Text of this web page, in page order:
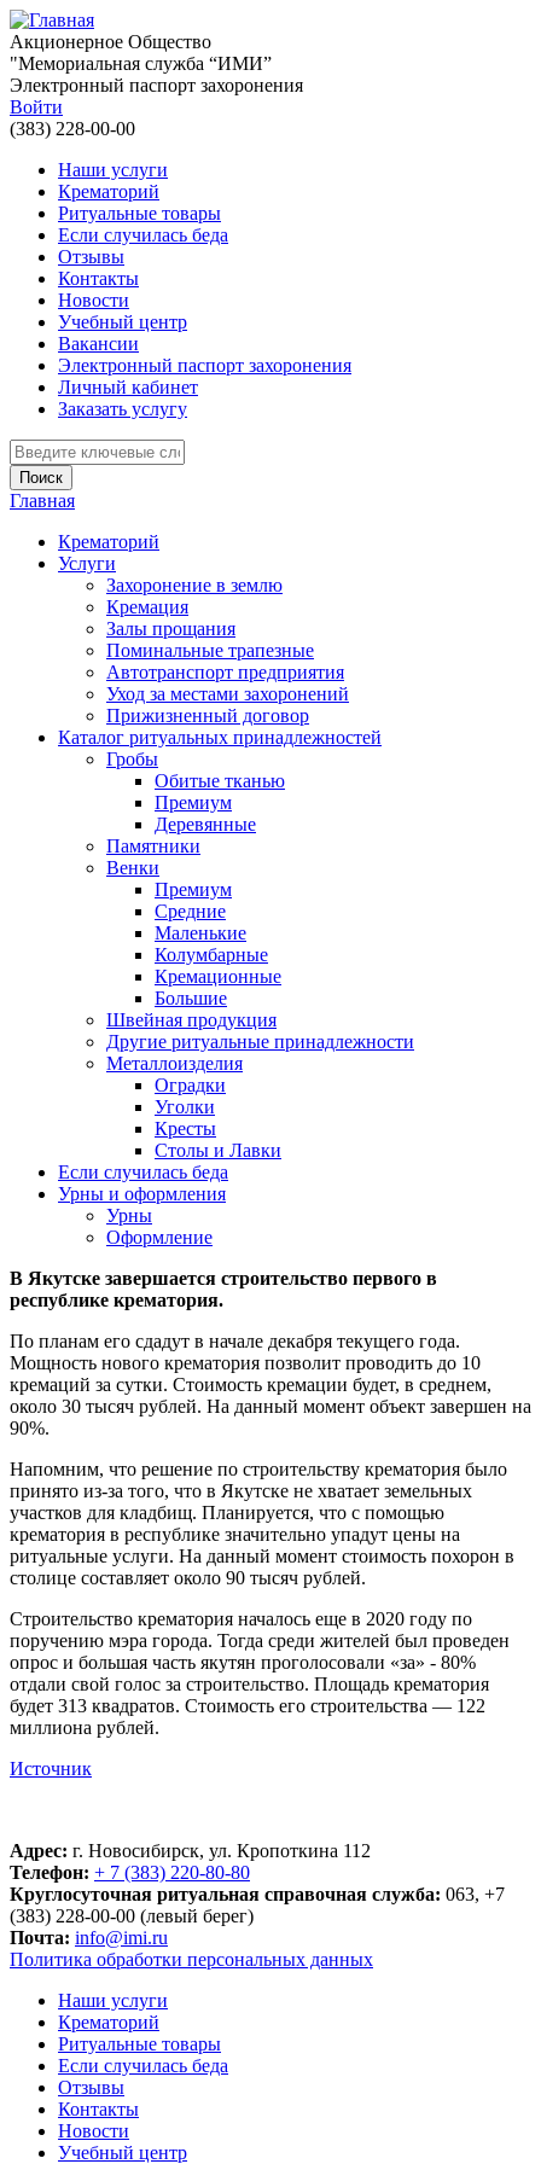
Перейти к основному содержанию
Акционерное Общество
"Мемориальная служба “ИМИ”
Электронный паспорт захоронения
Войти
(383) 228-00-00
Наши услуги
Крематорий
Ритуальные товары
Если случилась беда
Отзывы
Контакты
Новости
Учебный центр
Вакансии
Электронный паспорт захоронения
Личный кабинет
Заказать услугу
Введите ключевые слова для поиска
Вы здесь
Главная
Крематорий
Услуги
Захоронение в землю
Кремация
Залы прощания
Поминальные трапезные
Автотранспорт предприятия
Уход за местами захоронений
Прижизненный договор
Каталог ритуальных принадлежностей
Гробы
Обитые тканью
Премиум
Деревянные
Памятники
Венки
Премиум
Средние
Маленькие
Колумбарные
Кремационные
Большие
Швейная продукция
Другие ритуальные принадлежности
Металлоизделия
Оградки
Уголки
Кресты
Столы и Лавки
Если случилась беда
Урны и оформления
Урны
Оформление
В Якутске завершается строительство первого в
республике крематория.
По планам его сдадут в начале декабря текущего года.
Мощность нового крематория позволит проводить до 10
кремаций за сутки. Стоимость кремации будет, в среднем,
около 30 тысяч рублей. На данный момент объект завершен на
90%.
Напомним, что решение по строительству крематория было
принято из-за того, что в Якутске не хватает земельных
участков для кладбищ. Планируется, что с помощью
крематория в республике значительно упадут цены на
ритуальные услуги. На данный момент стоимость похорон в
столице составляет около 90 тысяч рублей.
Строительство крематория началось еще в 2020 году по
поручению мэра города. Тогда среди жителей был проведен
опрос и большая часть якутян проголосовали «за» - 80%
отдали свой голос за строительство. Площадь крематория
будет 313 квадратов. Стоимость его строительства — 122
миллиона рублей.
Источник
Адрес: г. Новосибирск, ул. Кропоткина 112
Телефон: + 7 (383) 220-80-80
Круглосуточная ритуальная справочная служба: 063, +7
(383) 228-00-00 (левый берег)
Почта: info@imi.ru
Политика обработки персональных данных
Наши услуги
Крематорий
Ритуальные товары
Если случилась беда
Отзывы
Контакты
Новости
Учебный центр